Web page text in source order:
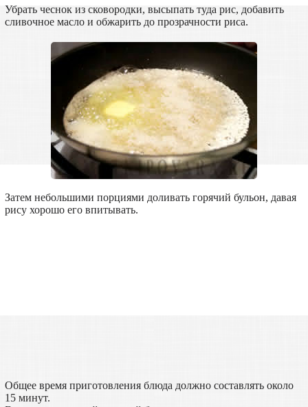
Убрать чеснок из сковородки, высыпать туда рис, добавить
сливочное масло и обжарить до прозрачности риса.
Затем небольшими порциями доливать горячий бульон, давая
рису хорошо его впитывать.
Общее время приготовления блюда должно составлять около
15 минут.